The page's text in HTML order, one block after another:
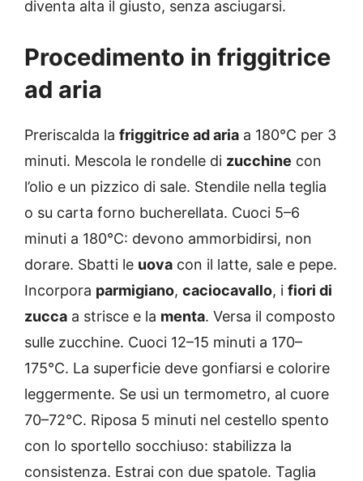
diventa alta il giusto, senza asciugarsi.
Procedimento in friggitrice
ad aria
Preriscalda la friggitrice ad aria a 180°C per 3
minuti. Mescola le rondelle di zucchine con
l’olio e un pizzico di sale. Stendile nella teglia
o su carta forno bucherellata. Cuoci 5–6
minuti a 180°C: devono ammorbidirsi, non
dorare. Sbatti le uova con il latte, sale e pepe.
Incorpora parmigiano, caciocavallo, i fiori di
zucca a strisce e la menta. Versa il composto
sulle zucchine. Cuoci 12–15 minuti a 170–
175°C. La superficie deve gonfiarsi e colorire
leggermente. Se usi un termometro, al cuore
70–72°C. Riposa 5 minuti nel cestello spento
con lo sportello socchiuso: stabilizza la
consistenza. Estrai con due spatole. Taglia